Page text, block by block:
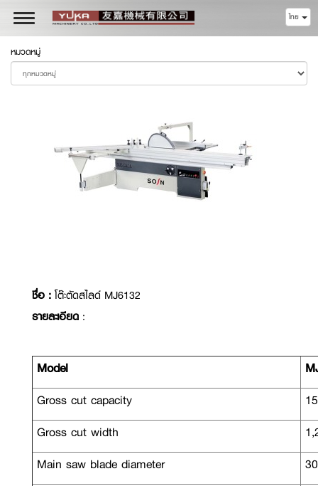
Toggle
navigation
ไทย
หมวดหมู่
ชื่อ : โต๊ะตัดสไลด์ MJ6132
รายละเอียด :
Model
Gross cut capacity
Gross cut width
Main saw blade diameter